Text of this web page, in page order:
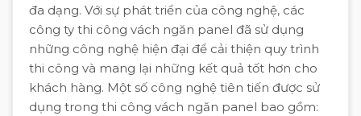
đa dạng. Với sự phát triển của công nghệ, các
công ty thi công vách ngăn panel đã sử dụng
những công nghệ hiện đại để cải thiện quy trình
thi công và mang lại những kết quả tốt hơn cho
khách hàng. Một số công nghệ tiên tiến được sử
dụng trong thi công vách ngăn panel bao gồm: